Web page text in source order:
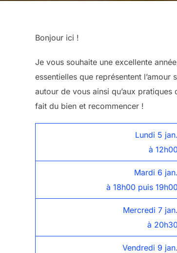
Bonjour ici !
Je vous souhaite une excellente
essentielles que représentent
autour de vous ainsi qu’aux
fait du bien et recommencer !
Lundi 5 jan.
à
Mardi 6 jan.
à 18h00 puis
Mercredi 7 jan.
à
Vendredi 9 jan.